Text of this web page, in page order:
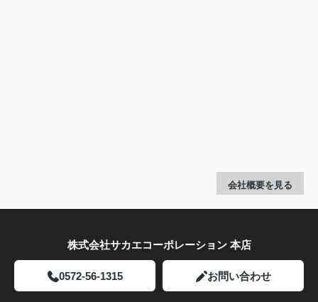
会社概要を見る
株式会社サカエコーポレーション 本店
0572-56-1315 お問い合わせ